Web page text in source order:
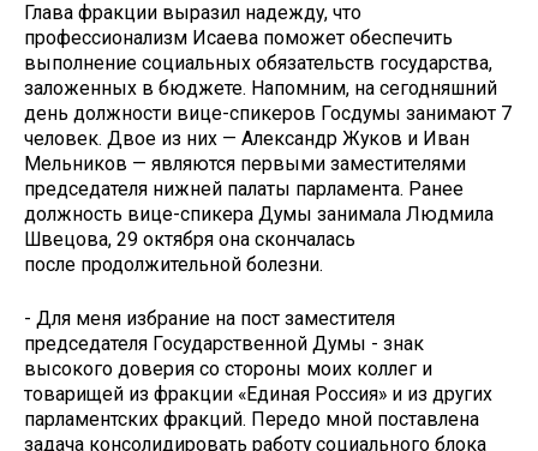
Глава фракции выразил надежду, что
профессионализм Исаева поможет обеспечить
выполнение социальных обязательств государства,
заложенных в бюджете. Напомним, на сегодняшний
день должности вице-спикеров Госдумы занимают 7
человек. Двое из них — Александр Жуков и Иван
Мельников — являются первыми заместителями
председателя нижней палаты парламента. Ранее
должность вице-спикера Думы занимала Людмила
Швецова, 29 октября она скончалась
после продолжительной болезни.
- Для меня избрание на пост заместителя
председателя Государственной Думы - знак
высокого доверия со стороны моих коллег и
товарищей из фракции «Единая Россия» и из других
парламентских фракций. Передо мной поставлена
задача консолидировать работу социального блока